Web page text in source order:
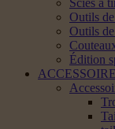
Scies à
Outils
Outils
Édition